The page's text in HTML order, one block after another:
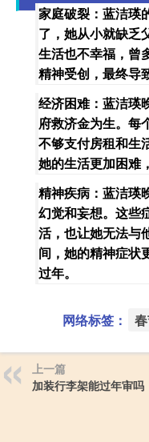
家庭破裂：蓝洁瑛
了，她从小就缺乏
生活也不幸福，曾
精神受创，最终导
经济困难：蓝洁瑛
府救济金为生。每
不够支付房租和生
她的生活更加困难
精神疾病：蓝洁瑛
幻觉和妄想。这些
活，也让她无法与
间，她的精神症状
过年。
网络标签：
上一篇
加装行李架能过年审吗